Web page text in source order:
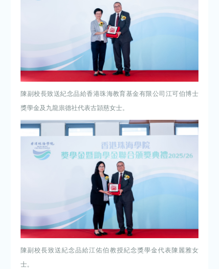
陳副校長致送紀念品給香港珠海教育基金有限公司江可伯博士
獎學金及九龍祟德社代表古頴慈女士。
陳副校長致送紀念品給江佑伯教授紀念獎學金代表陳麗雅女
士。